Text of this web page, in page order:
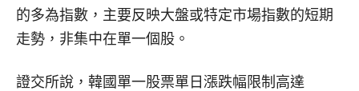
的多為指數，主要反映大盤或特定市場指數的短期
走勢，非集中在單一個股。
證交所說，韓國單一股票單日漲跌幅限制高達